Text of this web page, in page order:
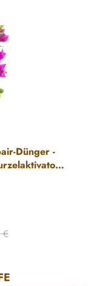
Dünger -
-
Preis:
€